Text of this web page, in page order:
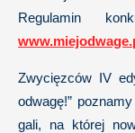
Regulamin
Zwycięzców IV
odwagę!”
gali, na której